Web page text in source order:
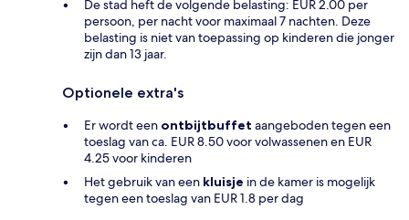
De stad heft de volgende belasting: EUR 2.00 per
persoon, per nacht voor maximaal 7 nachten. Deze
belasting is niet van toepassing op kinderen die jonger
zijn dan 13 jaar.
Optionele extra's
Er wordt een ontbijtbuffet aangeboden tegen een
toeslag van ca. EUR 8.50 voor volwassenen en EUR
4.25 voor kinderen
Het gebruik van een kluisje in de kamer is mogelijk
tegen een toeslag van EUR 1.8 per dag